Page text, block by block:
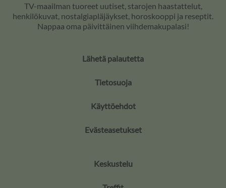
TV-maailman tuoreet uutiset, starojen haastattelut,
henkilökuvat, nostalgiapläjäykset, horoskooppi ja reseptit.
Nappaa oma päivittäinen viihdemakupalasi!
Lähetä palautetta
Tietosuoja
Käyttöehdot
Evästeasetukset
Keskustelu